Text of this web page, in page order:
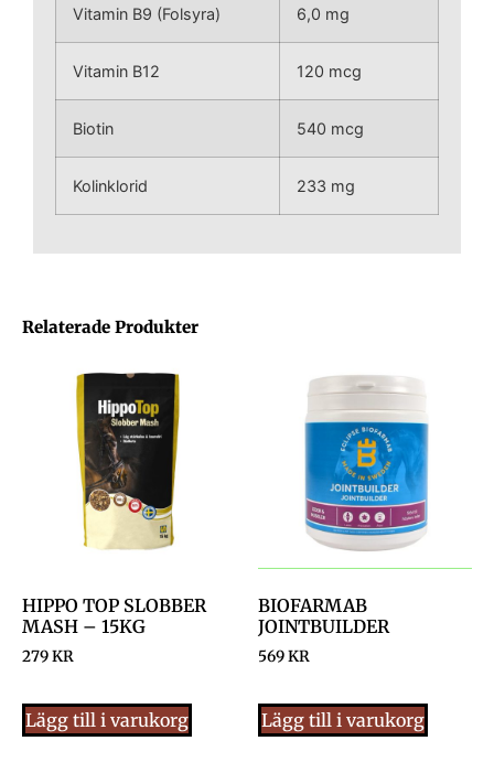
Vitamin B9 (Folsyra) 6,0 mg
Vitamin B12 120 mcg
Biotin 540 mcg
Kolinklorid 233 mg
Relaterade Produkter
HIPPO TOP SLOBBER
MASH – 15KG
279KR
Lägg till i varukorg
BIOFARMAB
JOINTBUILDER
569KR
Lägg till i varukorg